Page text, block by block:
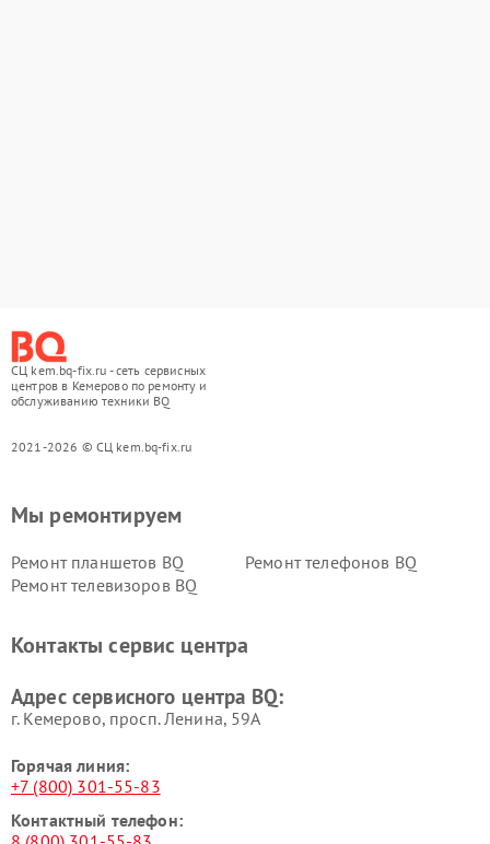
СЦ kem.bq-fix.ru - сеть сервисных
центров в Кемерово по ремонту и
обслуживанию техники BQ
2021-2026 © СЦ kem.bq-fix.ru
Мы ремонтируем
Ремонт планшетов BQ
Ремонт телефонов BQ
Ремонт телевизоров BQ
Контакты сервис центра
Адрес сервисного центра BQ:
г. Кемерово, просп. Ленина, 59А
Горячая линия:
+7 (800) 301-55-83
Контактный телефон: